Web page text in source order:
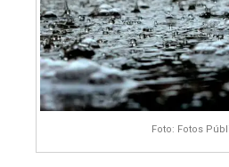
Foto: Fotos